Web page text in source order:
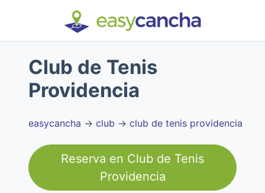
Club de Tenis
Providencia
easycancha → club → club de tenis providencia
Reserva en Club de Tenis
Providencia